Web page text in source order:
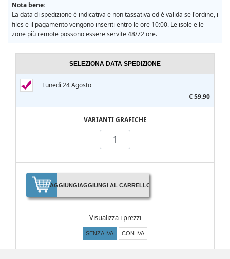
Nota bene:
La data di spedizione è indicativa e non tassativa ed è valida se l'ordine, i
files e il pagamento vengono inseriti entro le ore 10:00. Le isole e le
zone più remote possono essere servite 48/72 ore.
SELEZIONA DATA SPEDIZIONE
Lunedì 24 Agosto
€ 59.90
VARIANTI GRAFICHE
AGGIUNGIAGGIUNGI AL CARRELLO
Visualizza i prezzi
SENZA IVA CON IVA